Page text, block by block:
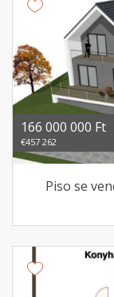
166 000 000 Ft
€457 262
Piso se